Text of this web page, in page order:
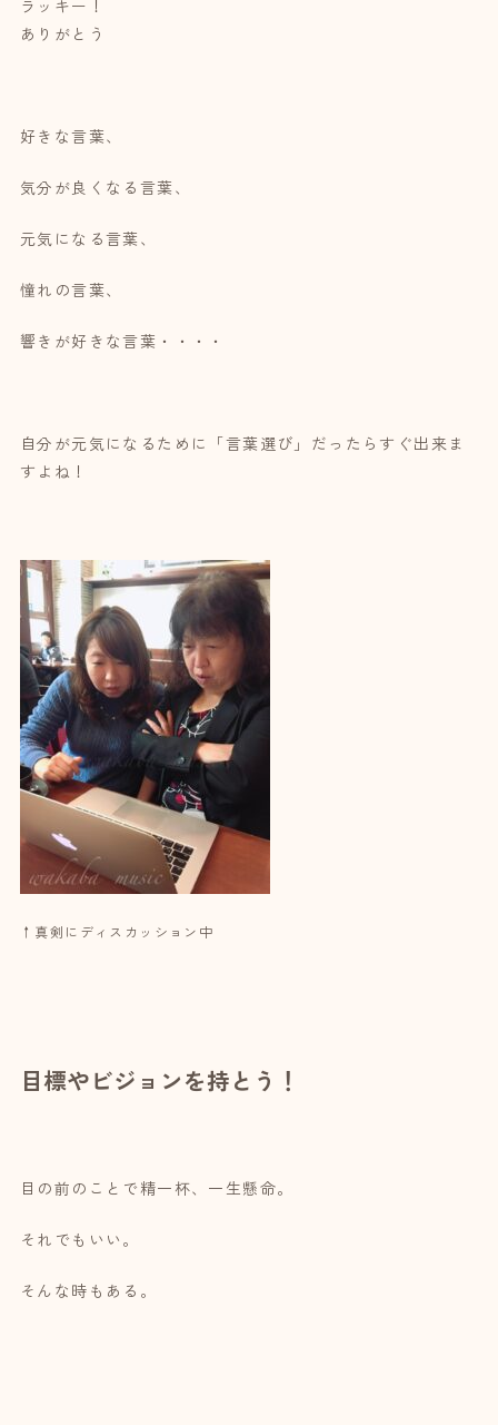
ラッキー！
ありがとう
好きな言葉、
気分が良くなる言葉、
元気になる言葉、
憧れの言葉、
響きが好きな言葉・・・・
自分が元気になるために「言葉選び」だったらすぐ出来ま
すよね！
↑真剣にディスカッション中
目標やビジョンを持とう！
目の前のことで精一杯、一生懸命。
それでもいい。
そんな時もある。